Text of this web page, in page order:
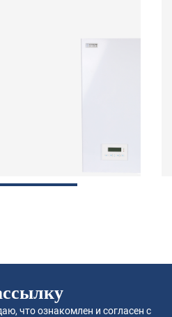
что ознакомлен и согласен с